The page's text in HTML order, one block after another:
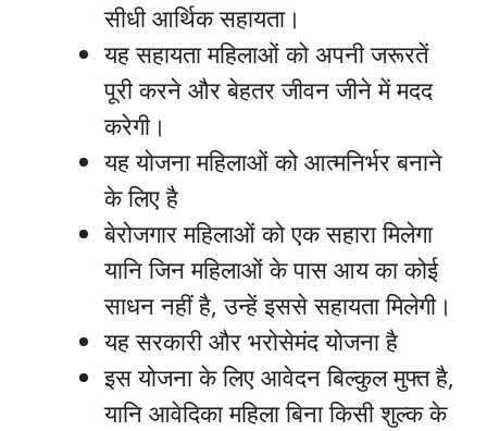
सीधी आर्थिक सहायता।
यह सहायता महिलाओं को अपनी जरूरतें
पूरी करने और बेहतर जीवन जीने में मदद
करेगी।
यह योजना महिलाओं को आत्मनिर्भर बनाने
के लिए है
बेरोजगार महिलाओं को एक सहारा मिलेगा
यानि जिन महिलाओं के पास आय का कोई
साधन नहीं है, उन्हें इससे सहायता मिलेगी।
यह सरकारी और भरोसेमंद योजना है
इस योजना के लिए आवेदन बिल्कुल मुफ्त है,
यानि आवेदिका महिला बिना किसी शुल्क के